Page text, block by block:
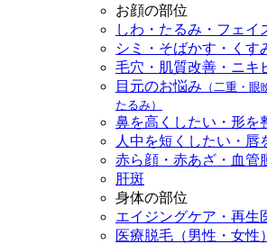
お顔の部位
しわ・たるみ・フェイ
シミ・そばかす・くす
毛穴・肌質改善・ニキ
目元のお悩み （二重・
たるみ）
鼻を高くしたい・形を
人中を短くしたい・唇
赤ら顔・赤あざ・血管
肝斑
身体の部位
エイジングケア・再生
医療脱毛（男性・女性）